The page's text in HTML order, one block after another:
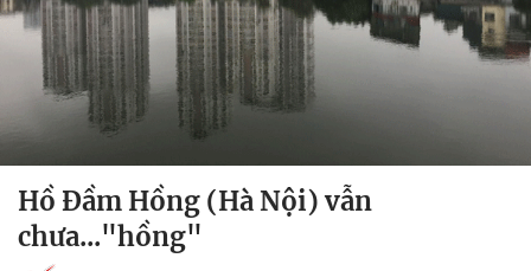
Hồ Đầm Hồng (Hà Nội) vẫn
chưa..."hồng"